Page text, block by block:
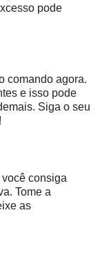
pode
comando agora.
e isso pode
Siga o seu
consiga
Tome a
as